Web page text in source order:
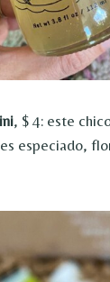
, $ 4: este
especiado,